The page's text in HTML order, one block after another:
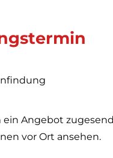
Angebot
vor Ort ansehen.